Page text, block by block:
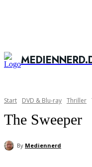
Start DVD & Blu-ray Thriller
The Sweeper
By Mediennerd